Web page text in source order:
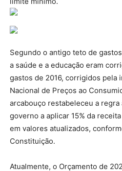
Segundo o antigo teto de
a saúde e a educação eram
gastos de 2016, corrigidos pela
Nacional de Preços ao
arcabouço restabeleceu a
governo a aplicar 15% da
em valores atualizados,
Constituição.
Atualmente, o Orçamento de